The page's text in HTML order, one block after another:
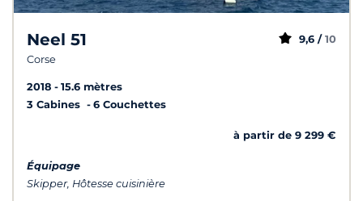
Neel 51
Corse
9,6 / 10
2018
15.6 mètres
3 Cabines
6 Couchettes
à partir de 9 299 €
Équipage
Skipper, Hôtesse cuisinière